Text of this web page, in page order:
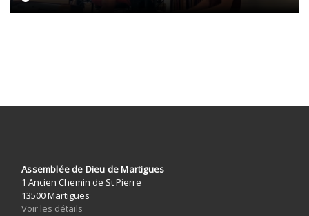
Assemblée de Dieu de Martigues
1 Ancien Chemin de St Pierre
13500 Martigues
Voir les détails